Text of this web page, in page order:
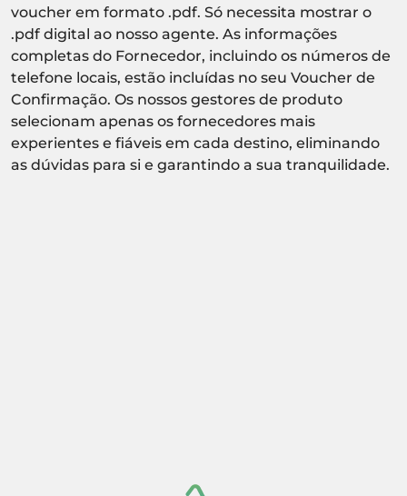
voucher em formato .pdf. Só necessita mostrar o
.pdf digital ao nosso agente. As informações
completas do Fornecedor, incluindo os números de
telefone locais, estão incluídas no seu Voucher de
Confirmação. Os nossos gestores de produto
selecionam apenas os fornecedores mais
experientes e fiáveis em cada destino, eliminando
as dúvidas para si e garantindo a sua tranquilidade.